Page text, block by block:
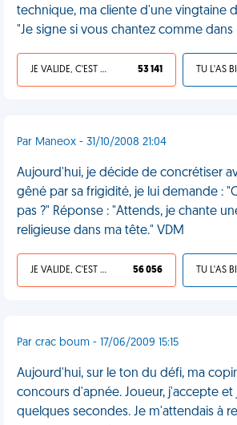
technique, ma cliente d'une vingtaine
"Je signe si vous chantez comme dans
JE VALIDE, C'EST UNE VDM 53 141
Par Maneox - 31/10/2008 21:04
Aujourd'hui, je décide de concrétiser
gêné par sa frigidité, je lui demande :
pas ?" Réponse : "Attends, je chante
religieuse dans ma tête." VDM
JE VALIDE, C'EST UNE VDM 56 056
Par crac boum - 17/06/2009 15:15
Aujourd'hui, sur le ton du défi, ma
concours d'apnée. Joueur, j'accepte et
quelques secondes. Je m'attendais à